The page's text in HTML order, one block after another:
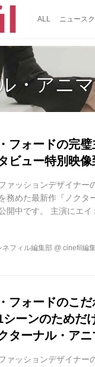
ALL ニュース
・アニ
フォードの完
ビュー特別映像
ァッションデザイナー
務めた最新作『ノクタ
開中です。 主演にエ
で審査員グランプリ受
ー賞®で助演男優賞に
ネフィル編集部 @ cinefil編
フォードのこ
シーンのためだ
ターナル・アニ
ァッションデザイナー